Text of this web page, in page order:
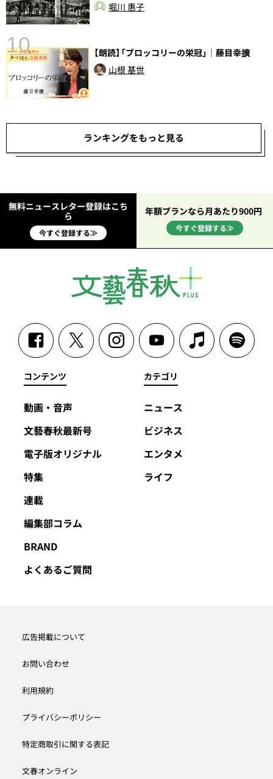
堀川 惠子
10
【朗読】「ブロッコリーの栄冠」｜藤目幸擴
山根 基世
ランキングをもっと見る
無料ニュースレター登録はこち
ら
今すぐ登録する≫
年額プランなら月あたり900円
今すぐ登録する≫
コンテンツ
動画・音声
文藝春秋最新号
電子版オリジナル
特集
連載
編集部コラム
BRAND
よくあるご質問
カテゴリ
ニュース
ビジネス
エンタメ
ライフ
広告掲載について
お問い合わせ
利用規約
プライバシーポリシー
特定商取引に関する表記
文春オンライン